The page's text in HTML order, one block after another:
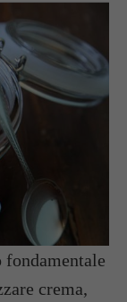
fondamentale
crema,